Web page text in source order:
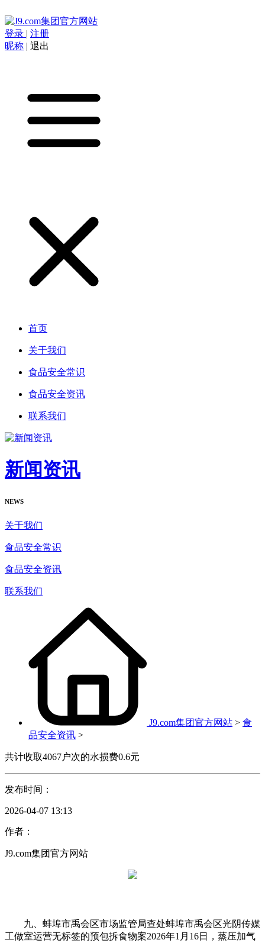
登录 | 注册
昵称 | 退出
首页
关于我们
食品安全常识
食品安全资讯
联系我们
新闻资讯
NEWS
关于我们
食品安全常识
食品安全资讯
联系我们
J9.com集团官方网站 > 食
品安全资讯 >
共计收取4067户次的水损费0.6元
发布时间：
2026-04-07 13:13
作者：
J9.com集团官方网站
九、蚌埠市禹会区市场监管局查处蚌埠市禹会区光阴传媒
工做室运营无标签的预包拆食物案2026年1月16日，蒸压加气